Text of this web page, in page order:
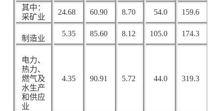
其中：
采矿业
24.68 60.90 8.70 54.0 159.6
制造业
5.35 85.60 8.12 105.0 174.3
电力、
热力、
燃气及
水生产
和供应
业
4.35 90.91 5.72 44.0 319.3